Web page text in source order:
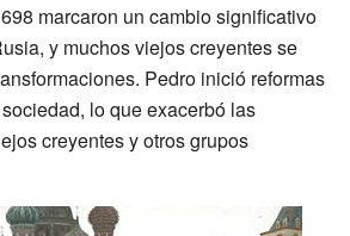
marcaron un cambio significativo
y muchos viejos creyentes se
Pedro inició reformas
lo que exacerbó las
creyentes y otros grupos